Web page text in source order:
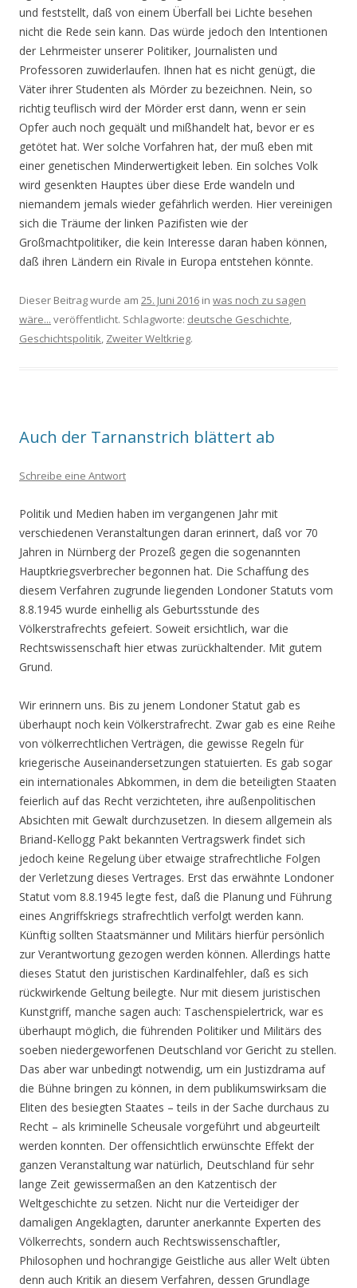
und feststellt, daß von einem Überfall bei Lichte besehen
nicht die Rede sein kann. Das würde jedoch den Intentionen
der Lehrmeister unserer Politiker, Journalisten und
Professoren zuwiderlaufen. Ihnen hat es nicht genügt, die
Väter ihrer Studenten als Mörder zu bezeichnen. Nein, so
richtig teuflisch wird der Mörder erst dann, wenn er sein
Opfer auch noch gequält und mißhandelt hat, bevor er es
getötet hat. Wer solche Vorfahren hat, der muß eben mit
einer genetischen Minderwertigkeit leben. Ein solches Volk
wird gesenkten Hauptes über diese Erde wandeln und
niemandem jemals wieder gefährlich werden. Hier vereinigen
sich die Träume der linken Pazifisten wie der
Großmachtpolitiker, die kein Interesse daran haben können,
daß ihren Ländern ein Rivale in Europa entstehen könnte.
Dieser Beitrag wurde am 25. Juni 2016 in was noch zu sagen
wäre... veröffentlicht. Schlagworte: deutsche Geschichte,
Geschichtspolitik, Zweiter Weltkrieg.
Auch der Tarnanstrich blättert ab
Schreibe eine Antwort
Politik und Medien haben im vergangenen Jahr mit
verschiedenen Veranstaltungen daran erinnert, daß vor 70
Jahren in Nürnberg der Prozeß gegen die sogenannten
Hauptkriegsverbrecher begonnen hat. Die Schaffung des
diesem Verfahren zugrunde liegenden Londoner Statuts vom
8.8.1945 wurde einhellig als Geburtsstunde des
Völkerstrafrechts gefeiert. Soweit ersichtlich, war die
Rechtswissenschaft hier etwas zurückhaltender. Mit gutem
Grund.
Wir erinnern uns. Bis zu jenem Londoner Statut gab es
überhaupt noch kein Völkerstrafrecht. Zwar gab es eine Reihe
von völkerrechtlichen Verträgen, die gewisse Regeln für
kriegerische Auseinandersetzungen statuierten. Es gab sogar
ein internationales Abkommen, in dem die beteiligten Staaten
feierlich auf das Recht verzichteten, ihre außenpolitischen
Absichten mit Gewalt durchzusetzen. In diesem allgemein als
Briand-Kellogg Pakt bekannten Vertragswerk findet sich
jedoch keine Regelung über etwaige strafrechtliche Folgen
der Verletzung dieses Vertrages. Erst das erwähnte Londoner
Statut vom 8.8.1945 legte fest, daß die Planung und Führung
eines Angriffskriegs strafrechtlich verfolgt werden kann.
Künftig sollten Staatsmänner und Militärs hierfür persönlich
zur Verantwortung gezogen werden können. Allerdings hatte
dieses Statut den juristischen Kardinalfehler, daß es sich
rückwirkende Geltung beilegte. Nur mit diesem juristischen
Kunstgriff, manche sagen auch: Taschenspielertrick, war es
überhaupt möglich, die führenden Politiker und Militärs des
soeben niedergeworfenen Deutschland vor Gericht zu stellen.
Das aber war unbedingt notwendig, um ein Justizdrama auf
die Bühne bringen zu können, in dem publikumswirksam die
Eliten des besiegten Staates – teils in der Sache durchaus zu
Recht – als kriminelle Scheusale vorgeführt und abgeurteilt
werden konnten. Der offensichtlich erwünschte Effekt der
ganzen Veranstaltung war natürlich, Deutschland für sehr
lange Zeit gewissermaßen an den Katzentisch der
Weltgeschichte zu setzen. Nicht nur die Verteidiger der
damaligen Angeklagten, darunter anerkannte Experten des
Völkerrechts, sondern auch Rechtswissenschaftler,
Philosophen und hochrangige Geistliche aus aller Welt übten
denn auch Kritik an diesem Verfahren, dessen Grundlage